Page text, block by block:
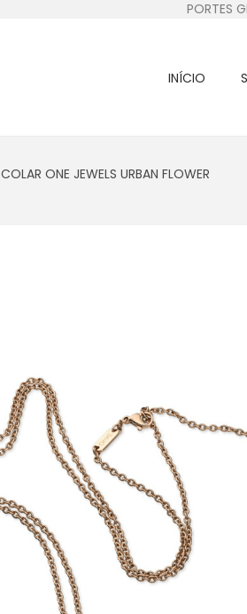
PORTES
INÍCIO
COLAR ONE JEWELS URBAN FLOWER